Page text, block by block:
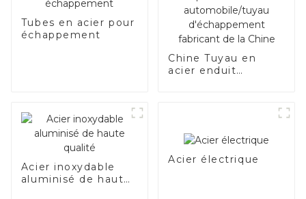
Tubes en acier pour
échappement
Chine Tuyau en
acier enduit
d'échappement
fabricant de la
Chine
Acier inoxydable
aluminisé de haute
Acier électrique